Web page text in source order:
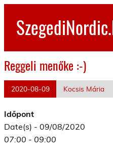
Skip
content
Reggeli menőke :-)
2020-08-09 Kocsis Mária
Időpont
Date(s) - 09/08/2020
07:00 - 09:00